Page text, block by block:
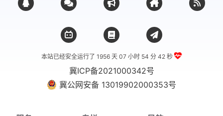
本站已经安全运行了 1956 天07 小时 54 分 43 秒
冀ICP备2021000342号
冀公网安备 13019902000353号